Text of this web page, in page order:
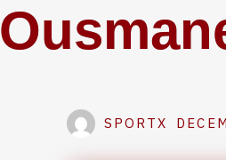
SPORTX